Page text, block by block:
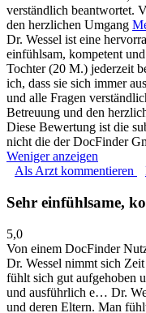
verständlich beantwortet.
den herzlichen Umgang
Dr. Wessel ist eine
einfühlsam, kompetent
Tochter (20 M.) jederzeit
ich, dass sie sich immer
und alle Fragen
Betreuung und den
Diese Bewertung ist die
nicht die der DocFinder
Weniger anzeigen
Als Arzt kommentieren
Sehr einfühlsame,
5,0
Von einem DocFinder
Dr. Wessel nimmt sich
fühlt sich gut aufgehoben
und ausführlich e… Dr.
und deren Eltern. Man